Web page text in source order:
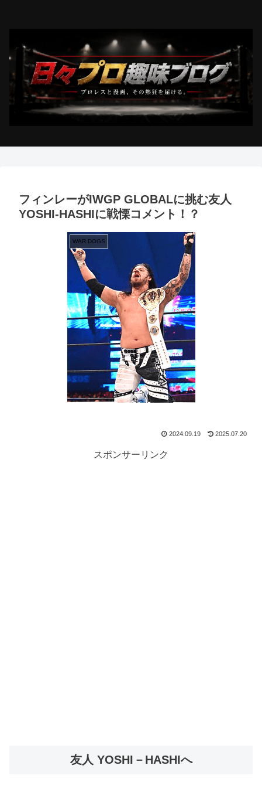
フィンレーがIWGP GLOBALに挑む友人
YOSHI-HASHIに戦慄コメント！？
WAR DOGS
2024.09.19 2025.07.20
スポンサーリンク
友人 YOSHI－HASHIへ